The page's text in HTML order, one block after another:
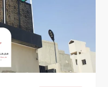
سواتر
قماش
حديثة
الرياض